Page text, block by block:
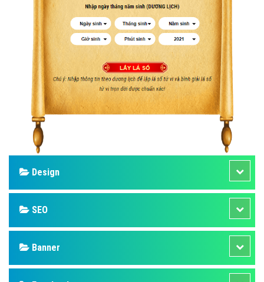
Design
SEO
Banner